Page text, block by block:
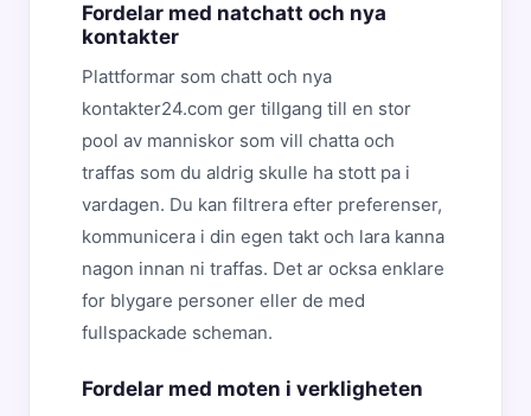
Fordelar med natchatt och nya
kontakter
Plattformar som chatt och nya
kontakter24.com ger tillgang till en stor
pool av manniskor som vill chatta och
traffas som du aldrig skulle ha stott pa i
vardagen. Du kan filtrera efter preferenser,
kommunicera i din egen takt och lara kanna
nagon innan ni traffas. Det ar ocksa enklare
for blygare personer eller de med
fullspackade scheman.
Fordelar med moten i verkligheten